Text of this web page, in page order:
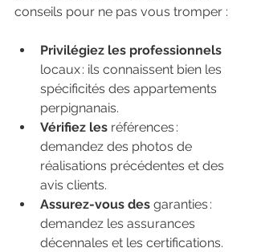
conseils pour ne pas vous tromper :
Privilégiez les professionnels
locaux : ils connaissent bien les
spécificités des appartements
perpignanais.
Vérifiez les références :
demandez des photos de
réalisations précédentes et des
avis clients.
Assurez-vous des garanties :
demandez les assurances
décennales et les certifications.